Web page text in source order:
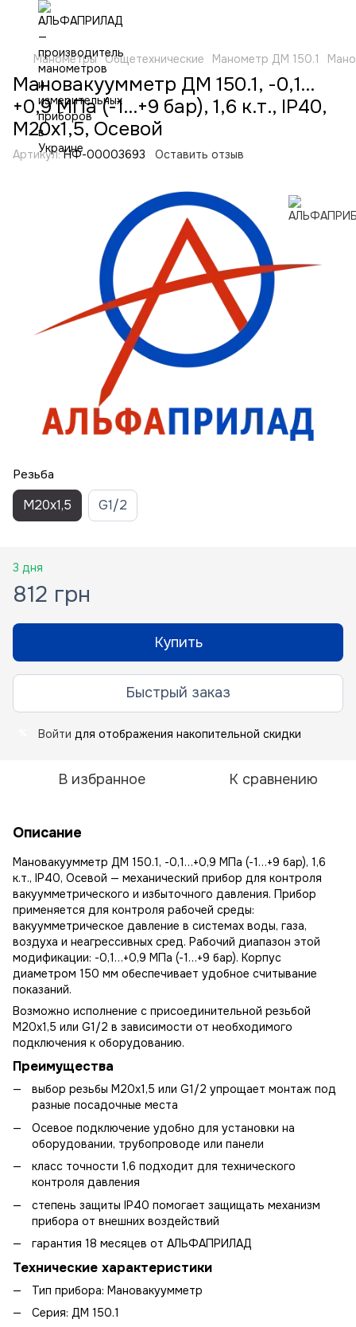
Манометры Общетехнические Манометр ДМ 150.1
Мановакуумметр ДМ 150.1, -0,1…
+0,9 МПа (-1…+9 бар), 1,6 к.т., IP40,
М20х1,5, Осевой
Артикул:НФ-00003693 Оставить отзыв
Резьба
M20x1,5 G1/2
3 дня
812 грн
Купить
Быстрый заказ
Войти для отображения накопительной скидки
В избранное К сравнению
Описание
Мановакуумметр ДМ 150.1, -0,1…+0,9 МПа (-1…+9 бар), 1,6
к.т., IP40, Осевой — механический прибор для контроля
вакуумметрического и избыточного давления. Прибор
применяется для контроля рабочей среды:
вакуумметрическое давление в системах воды, газа,
воздуха и неагрессивных сред. Рабочий диапазон этой
модификации: -0,1…+0,9 МПа (-1…+9 бар). Корпус
диаметром 150 мм обеспечивает удобное считывание
показаний.
Возможно исполнение с присоединительной резьбой
М20х1,5 или G1/2 в зависимости от необходимого
подключения к оборудованию.
Преимущества
выбор резьбы М20х1,5 или G1/2 упрощает монтаж под
разные посадочные места
Осевое подключение удобно для установки на
оборудовании, трубопроводе или панели
класс точности 1,6 подходит для технического
контроля давления
степень защиты IP40 помогает защищать механизм
прибора от внешних воздействий
гарантия 18 месяцев от АЛЬФАПРИЛАД
Технические характеристики
Тип прибора: Мановакуумметр
Серия: ДМ 150.1